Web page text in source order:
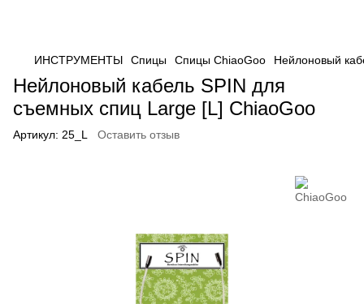
ИНСТРУМЕНТЫ Спицы Спицы ChiaoGoo Нейлоновый
Нейлоновый кабель SPIN для
съемных спиц Large [L] ChiaoGoo
Артикул: 25_L Оставить отзыв